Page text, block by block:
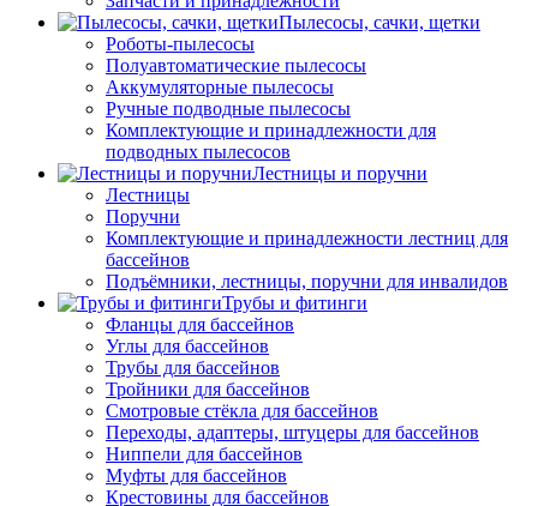
Пылесосы, сачки, щетки
Роботы-пылесосы
Полуавтоматические пылесосы
Аккумуляторные пылесосы
Ручные подводные пылесосы
Комплектующие и принадлежности для
подводных пылесосов
Лестницы и поручни
Лестницы
Поручни
Комплектующие и принадлежности лестниц для
бассейнов
Подъёмники, лестницы, поручни для инвалидов
Трубы и фитинги
Фланцы для бассейнов
Углы для бассейнов
Трубы для бассейнов
Тройники для бассейнов
Смотровые стёкла для бассейнов
Переходы, адаптеры, штуцеры для бассейнов
Ниппели для бассейнов
Муфты для бассейнов
Крестовины для бассейнов